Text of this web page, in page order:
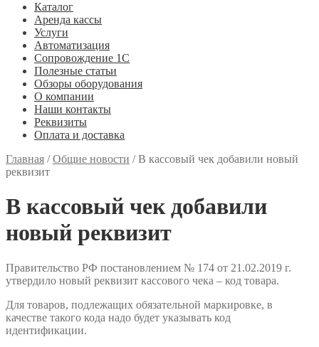
Каталог
Аренда кассы
Услуги
Автоматизация
Сопровождение 1С
Полезные статьи
Обзоры оборудования
О компании
Наши контакты
Реквизиты
Оплата и доставка
Главная /Общие новости /В кассовый чек добавили новый
реквизит
В кассовый чек добавили
новый реквизит
Правительство РФ постановлением № 174 от 21.02.2019 г.
утвердило новый реквизит кассового чека – код товара.
Для товаров, подлежащих обязательной маркировке, в
качестве такого кода надо будет указывать код
идентификации.